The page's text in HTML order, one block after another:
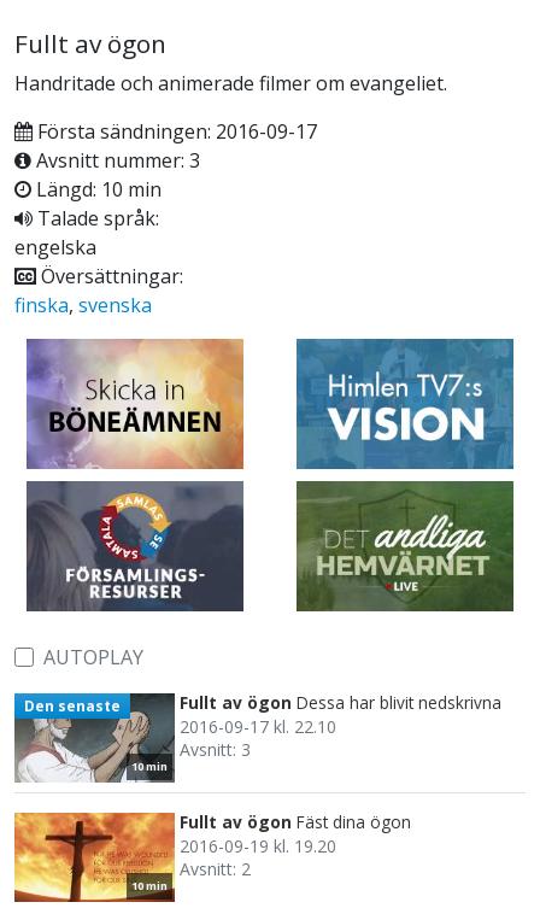
Fullt av ögon
Handritade och animerade filmer om evangeliet.
Första sändningen: 2016-09-17
Avsnitt nummer: 3
Längd: 10 min
Talade språk:
engelska
Översättningar:
finska, svenska
AUTOPLAY
10 min
Den senaste Fullt av ögon Dessa har blivit nedskrivna
2016-09-17 kl. 22.10
Avsnitt: 3
10 min
Fullt av ögon Fäst dina ögon
2016-09-19 kl. 19.20
Avsnitt: 2